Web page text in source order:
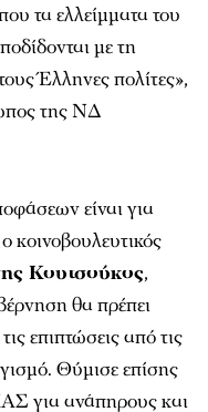
τα ελλείμματα του
με τη
Έλληνες πολίτες»,
της ΝΔ
είναι για
κοινοβουλευτικός
Κουτσούκος,
θα πρέπει
επιπτώσεις από τις
Θύμισε επίσης
για ανάπηρους και